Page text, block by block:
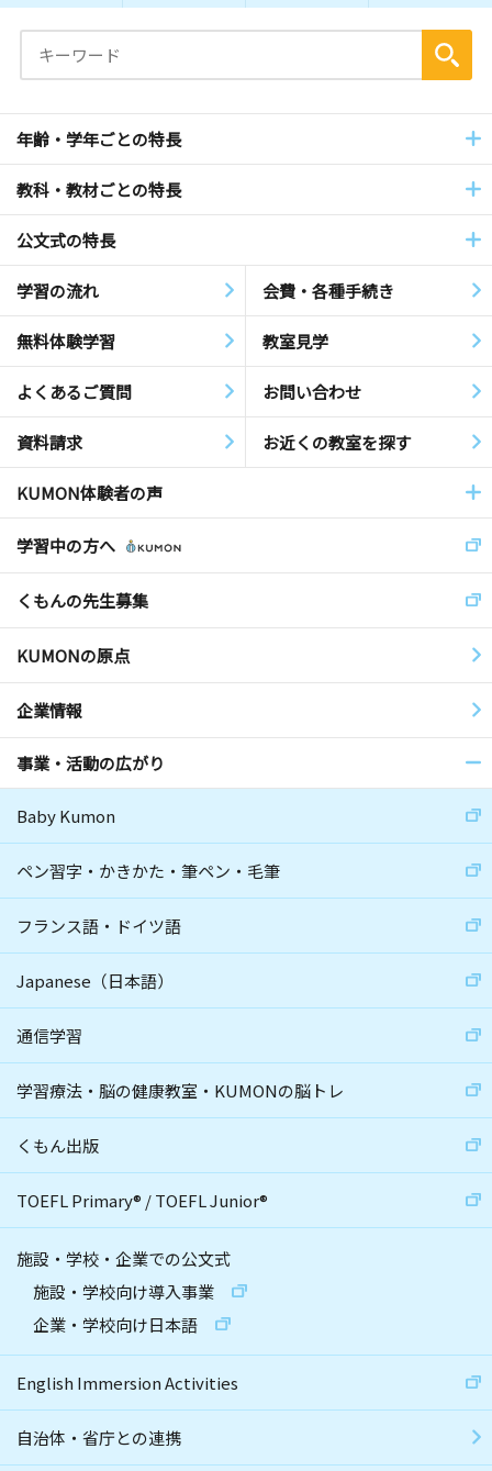
年齢・学年ごとの特長
教科・教材ごとの特長
公文式の特長
学習の流れ 会費・各種手続き
無料体験学習 教室見学
よくあるご質問 お問い合わせ
資料請求 お近くの教室を探す
KUMON体験者の声
学習中の方へ
くもんの先生募集
KUMONの原点
企業情報
事業・活動の広がり
Baby Kumon
ペン習字・かきかた・筆ペン・毛筆
フランス語・ドイツ語
Japanese（日本語）
通信学習
学習療法・脳の健康教室・KUMONの脳トレ
くもん出版
TOEFL Primary® /TOEFL Junior®
施設・学校・企業での公文式
施設・学校向け導入事業
企業・学校向け日本語
English Immersion Activities
自治体・省庁との連携